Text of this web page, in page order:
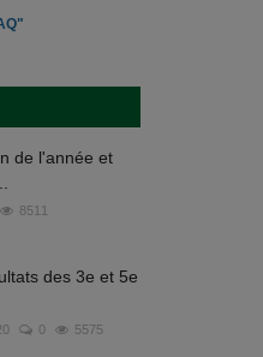
de l'année et
8511
des 3e et 5e
0 5575